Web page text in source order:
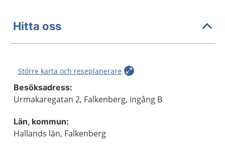
Hitta oss
Större karta och reseplanerare
Besöksadress:
Urmakaregatan 2, Falkenberg, ingång B
Län, kommun:
Hallands län, Falkenberg